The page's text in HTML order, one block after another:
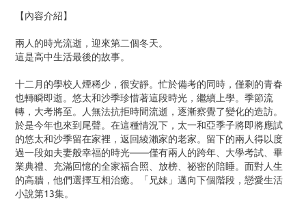
【內容介紹】
兩人的時光流逝，迎來第二個冬天。
這是高中生活最後的故事。
十二月的學校人煙稀少，很安靜。忙於備考的同時，僅剩的青春
也轉瞬即逝。悠太和沙季珍惜著這段時光，繼續上學。季節流
轉，大考將至。人無法抗拒時間流逝，逐漸察覺了變化的造訪。
於是今年也來到尾聲。在這種情況下，太一和亞季子將即將應試
的悠太和沙季留在家裡，返回綾瀨家的老家。留下的兩人得以度
過一段如夫妻般幸福的時光——僅有兩人的跨年、大學考試、畢
業典禮、充滿回憶的全家福合照、放榜、祕密的陪睡。面對人生
的高牆，他們選擇互相治癒。「兄妹」邁向下個階段，戀愛生活
小說第13集。